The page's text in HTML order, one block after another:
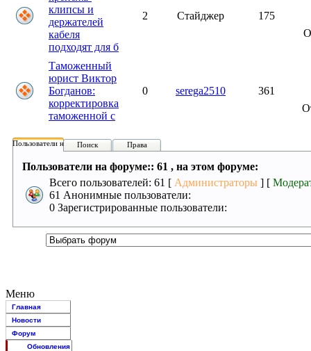
клипсы и
держателей
кабеля
подходят для б
2 Стайджер
175
Таможенный
юрист Виктор
Богданов:
корректировка
таможенной с
0 serega2510
361
Пользователи на форуме:
Поиск Права
Пользователи на форуме:: 61 , на этом форуме:
Всего пользователей: 61 [ Администраторы ] [
61 Анонимные пользователи:
0 Зарегистрированные пользователи:
Меню
Главная
Новости
Форум
Обновления